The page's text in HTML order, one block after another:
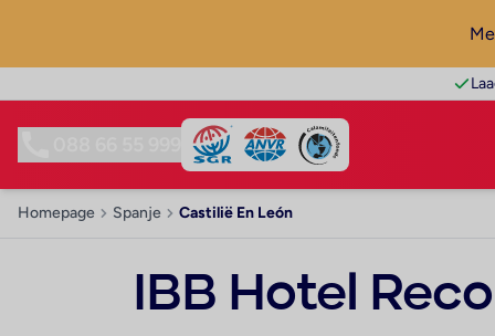
Homepage Spanje Castilië En León
IBB Hotel